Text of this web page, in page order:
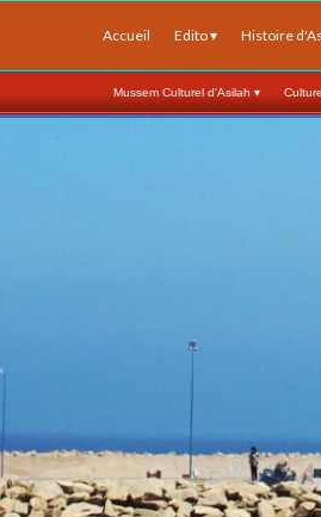
Mussem Culturel d'Asilah ▾
Accueil Edito ▾ Histoire